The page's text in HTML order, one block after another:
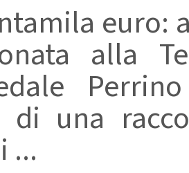
euro:
alla
di una
...